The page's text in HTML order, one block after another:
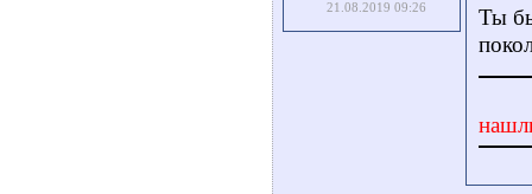
21.08.2019 09:26
Ты